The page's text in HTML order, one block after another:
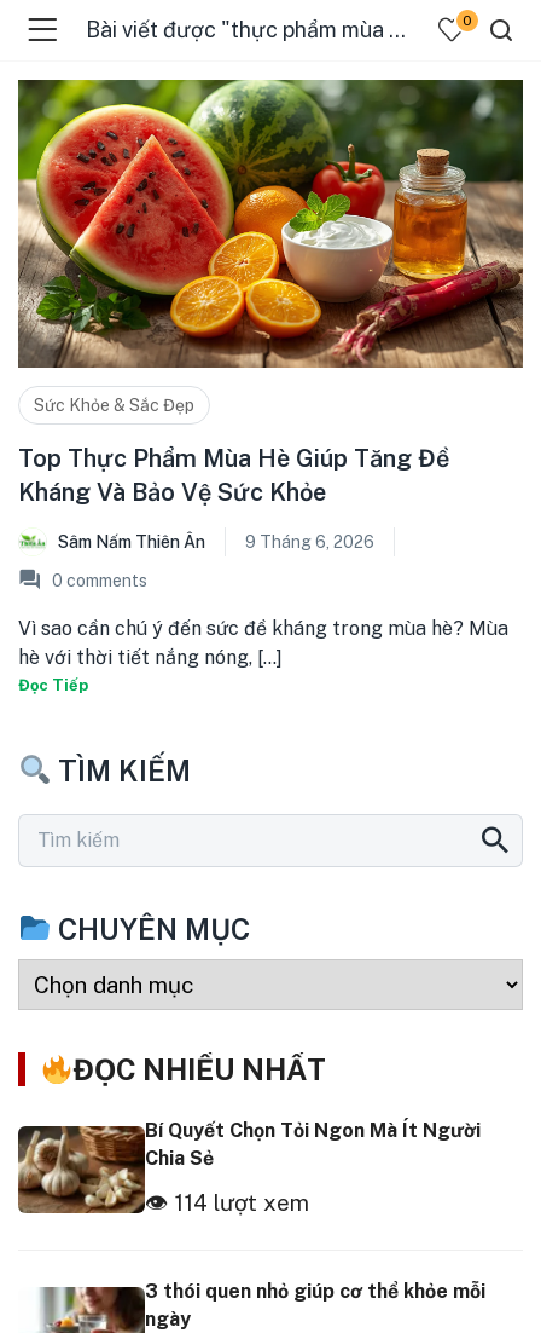
Bài viết được "thực phẩm mùa hè giúp tăng đề kháng" 0
Sức Khỏe & Sắc Đẹp
Top Thực Phẩm Mùa Hè Giúp Tăng Đề
Kháng Và Bảo Vệ Sức Khỏe
Sâm Nấm Thiên Ân
9 Tháng 6, 2026
0 comments
Vì sao cần chú ý đến sức đề kháng trong mùa hè? Mùa
hè với thời tiết nắng nóng, [...]
Đọc Tiếp
TÌM KIẾM
CHUYÊN MỤC
ĐỌC NHIỀU NHẤT
Bí Quyết Chọn Tỏi Ngon Mà Ít Người
Chia Sẻ
👁 114 lượt xem
3 thói quen nhỏ giúp cơ thể khỏe mỗi
ngày